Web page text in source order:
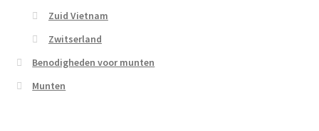
Zuid Vietnam
Zwitserland
Benodigheden voor munten
Munten